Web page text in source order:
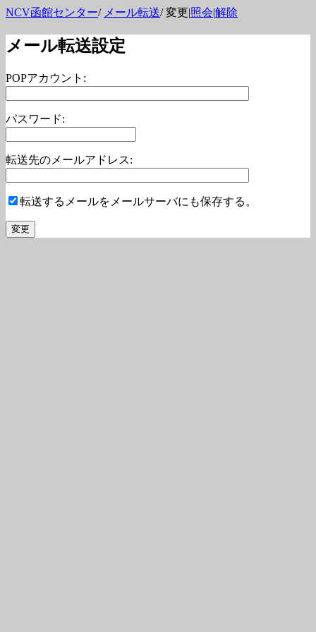
NCV函館センター/ メール転送/ 変更|照会|解除
メール転送設定
POPアカウント:
パスワード:
転送先のメールアドレス:
転送するメールをメールサーバにも保存する。